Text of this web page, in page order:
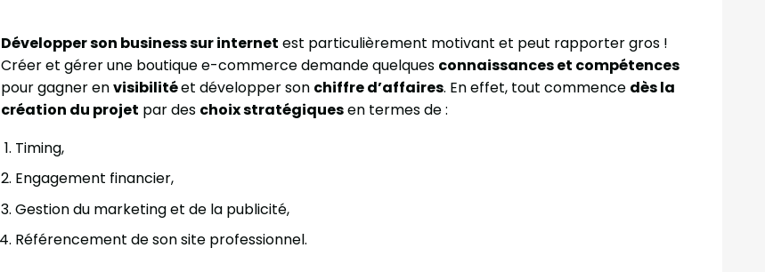
Développer son business sur internet est particulièrement motivant et peut rapporter gros !
Créer et gérer une boutique e-commerce demande quelques connaissances et compétences
pour gagner envisibilitéet développer son chiffre d’affaires. En effet, tout commence dès la
création du projet par des choix stratégiquesen termes de :
Timing,
Engagement financier,
Gestion du marketing et de la publicité,
Référencement de son site professionnel.